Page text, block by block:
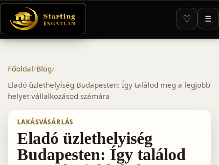
♡ ☰
Főoldal/Blog/
Eladó üzlethelyiség Budapesten: Így találod meg a legjobb
helyet vállalkozásod számára
LAKÁSVÁSÁRLÁS
Eladó üzlethelyiség
Budapesten: Így találod